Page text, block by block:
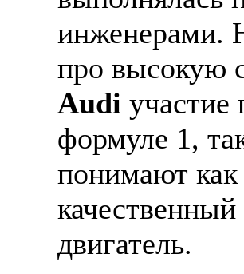
инженерами.
про высокую
Audi участие
формуле 1,
понимают как
двигатель.